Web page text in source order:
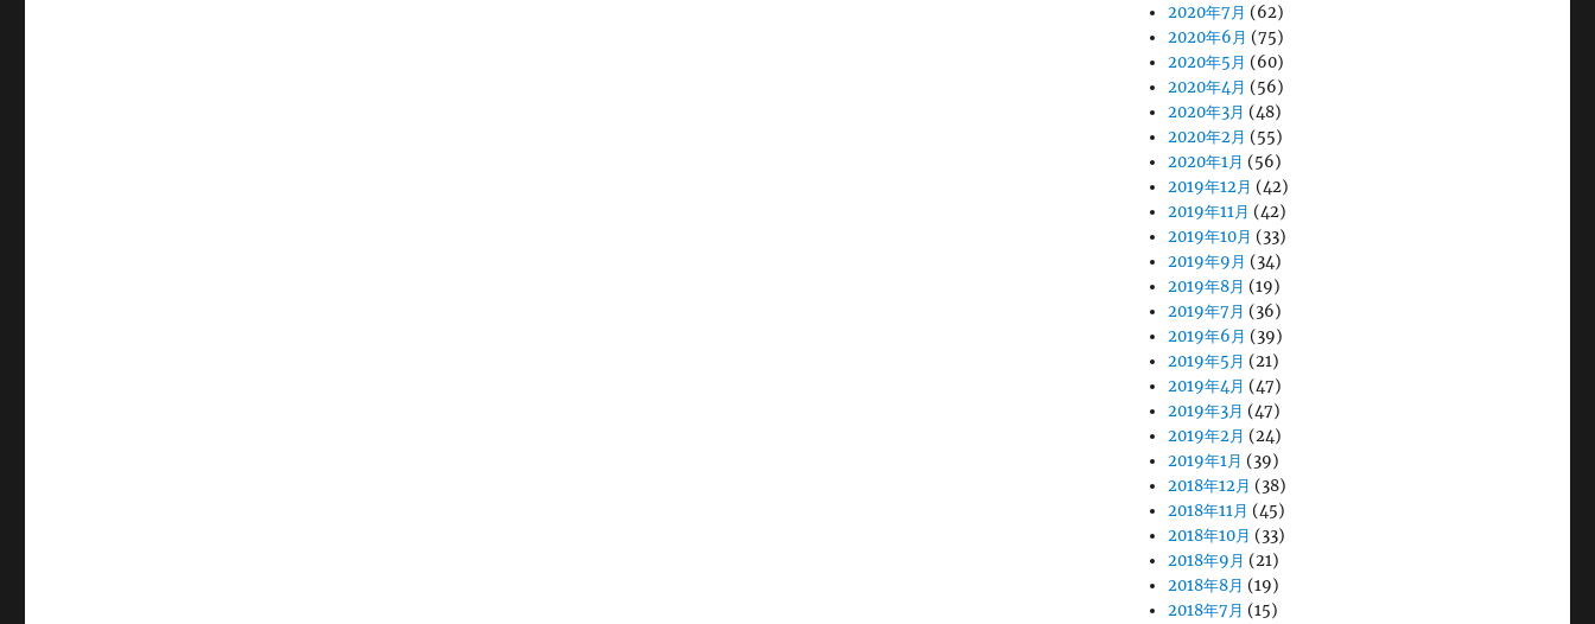
2020年7月 (62)
2020年6月 (75)
2020年5月 (60)
2020年4月 (56)
2020年3月 (48)
2020年2月 (55)
2020年1月 (56)
2019年12月 (42)
2019年11月 (42)
2019年10月 (33)
2019年9月 (34)
2019年8月 (19)
2019年7月 (36)
2019年6月 (39)
2019年5月 (21)
2019年4月 (47)
2019年3月 (47)
2019年2月 (24)
2019年1月 (39)
2018年12月 (38)
2018年11月 (45)
2018年10月 (33)
2018年9月 (21)
2018年8月 (19)
2018年7月 (15)